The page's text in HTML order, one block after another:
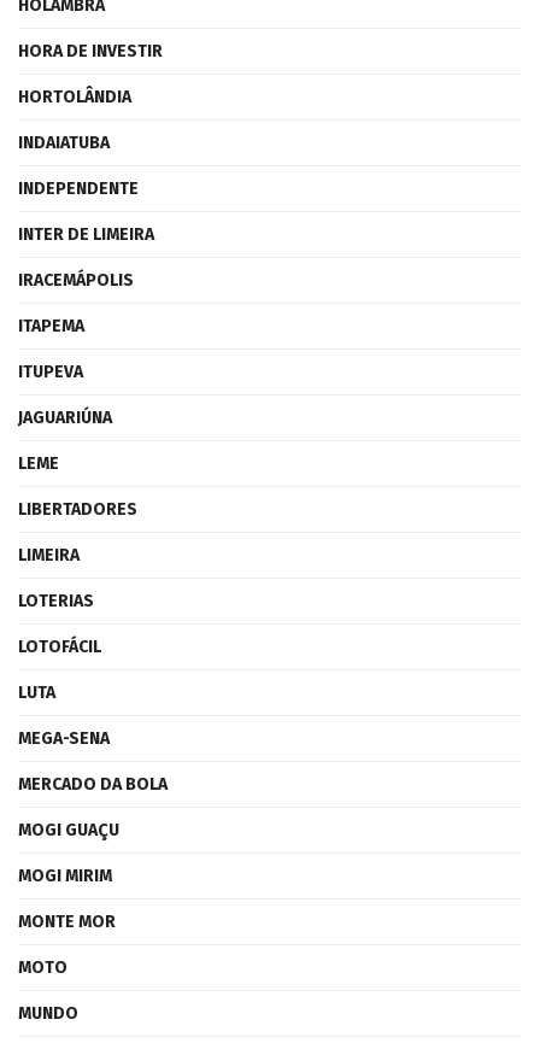
HOLAMBRA
HORA DE INVESTIR
HORTOLÂNDIA
INDAIATUBA
INDEPENDENTE
INTER DE LIMEIRA
IRACEMÁPOLIS
ITAPEMA
ITUPEVA
JAGUARIÚNA
LEME
LIBERTADORES
LIMEIRA
LOTERIAS
LOTOFÁCIL
LUTA
MEGA-SENA
MERCADO DA BOLA
MOGI GUAÇU
MOGI MIRIM
MONTE MOR
MOTO
MUNDO